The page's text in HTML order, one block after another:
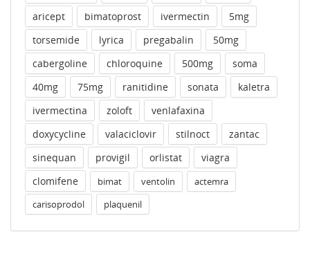
aricept
bimatoprost ivermectin
5mg
torsemide
lyrica pregabalin
50mg
cabergoline
chloroquine 500mg
soma
40mg
75mg ranitidine sonata
kaletra
ivermectina
zoloft
venlafaxina
doxycycline
valaciclovir stilnoct
zantac
sinequan
provigil orlistat
viagra
clomifene
bimat ventolin
actemra
carisoprodol
plaquenil